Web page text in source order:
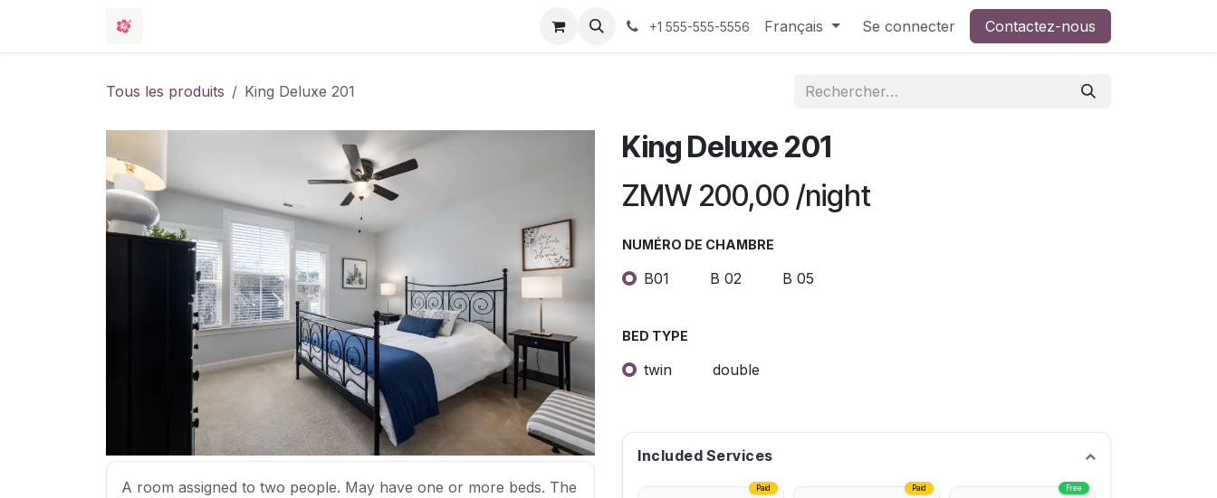
+1 555-555-5556 Français Se connecter Contactez-nous
Tous les produits King Deluxe 201
A room assigned to two people. May have one or more beds. The
King Deluxe 201
ZMW 200,00 /night
NUMÉRO DE CHAMBRE
B01 B 02 B 05
BED TYPE
twin double
Included Services
Paid Paid Free